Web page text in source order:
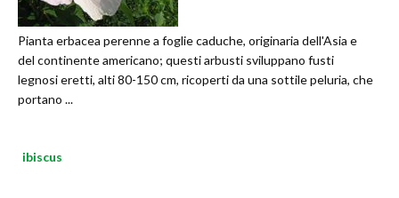
Pianta erbacea perenne a foglie caduche, originaria dell'Asia e
del continente americano; questi arbusti sviluppano fusti
legnosi eretti, alti 80-150 cm, ricoperti da una sottile peluria, che
portano ...
ibiscus